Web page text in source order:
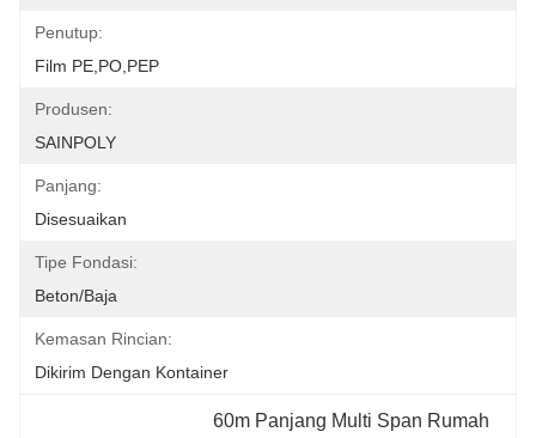
Penutup:
Film PE,PO,PEP
Produsen:
SAINPOLY
Panjang:
Disesuaikan
Tipe Fondasi:
Beton/Baja
Kemasan Rincian:
Dikirim Dengan Kontainer
60m Panjang Multi Span Rumah